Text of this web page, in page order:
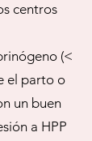
centros
(<
el parto o
un buen
a HPP